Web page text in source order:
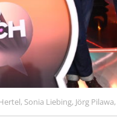
Sonia Liebing, Jörg